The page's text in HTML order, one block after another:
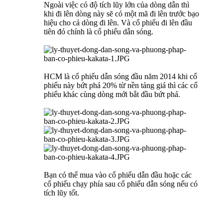
Ngoài việc có độ tích lũy lớn của dòng dẫn thì
khi đi lên dòng này sẽ có một mã đi lên trước bạo
hiệu cho cả dòng đi lên. Và cổ phiếu đi lên đầu
tiên đó chính là cổ phiếu dẫn sóng.
HCM là cổ phiếu dẫn sóng đầu năm 2014 khi cổ
phiếu này bứt phá 20% từ nền tảng giá thì các cổ
phiếu khác cùng dòng mới bắt đầu bứt phá.
Bạn có thể mua vào cổ phiếu dẫn đầu hoặc các
cổ phiếu chạy phía sau cổ phiếu dẫn sóng nếu có
tích lũy tốt.